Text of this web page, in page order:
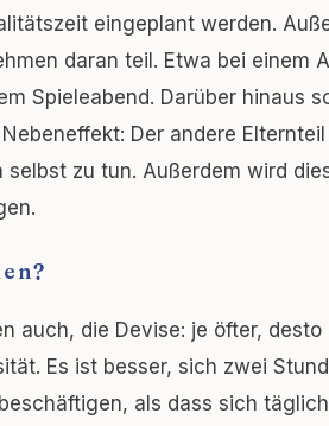
eingeplant werden.
daran teil. Etwa bei einem
Spieleabend. Darüber hinaus
Der andere
zu tun. Außerdem wird
auch, die Devise: je öfter, desto
Es ist besser, sich zwei
als dass sich täglich